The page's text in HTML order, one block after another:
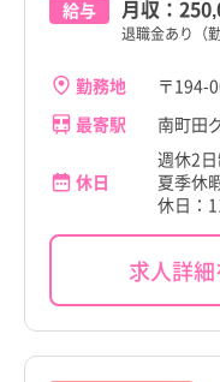
給与 月収：
退職金あり（
勤務地
〒194-
最寄駅
南町田
休日
週休2
夏季休
休日：
求人詳